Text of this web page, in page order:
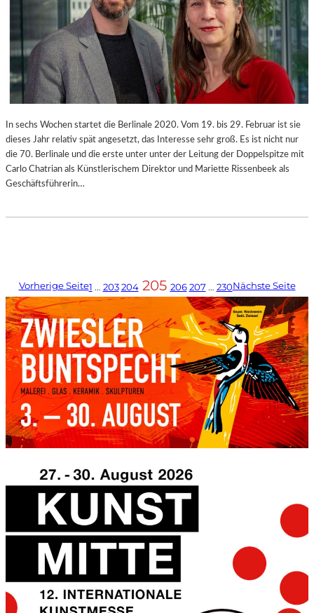
In sechs Wochen startet die Berlinale 2020. Vom 19. bis 29. Februar ist sie
dieses Jahr relativ spät angesetzt, das Interesse sehr groß. Es ist nicht nur
die 70. Berlinale und die erste unter unter der Leitung der Doppelspitze mit
Carlo Chatrian als Künstlerischem Direktor und Mariette Rissenbeek als
Geschäftsführerin…
Vorherige Seite1 … 203 204 205 206 207 … 230Nächste Seite